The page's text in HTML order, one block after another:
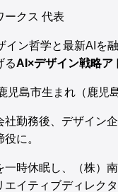
ークス 代表
イン哲学と最新AIを
るAI×デザイン戦略ア
島市生まれ（鹿児島
社勤務後、デザイン
に。
一時休眠し、（株）
エイティブディレク